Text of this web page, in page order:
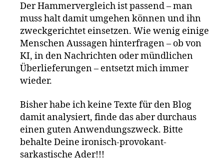
Der Hammervergleich ist passend – man
muss halt damit umgehen können und ihn
zweckgerichtet einsetzen. Wie wenig einige
Menschen Aussagen hinterfragen – ob von
KI, in den Nachrichten oder mündlichen
Überlieferungen – entsetzt mich immer
wieder.
Bisher habe ich keine Texte für den Blog
damit analysiert, finde das aber durchaus
einen guten Anwendungszweck. Bitte
behalte Deine ironisch-provokant-
sarkastische Ader!!!